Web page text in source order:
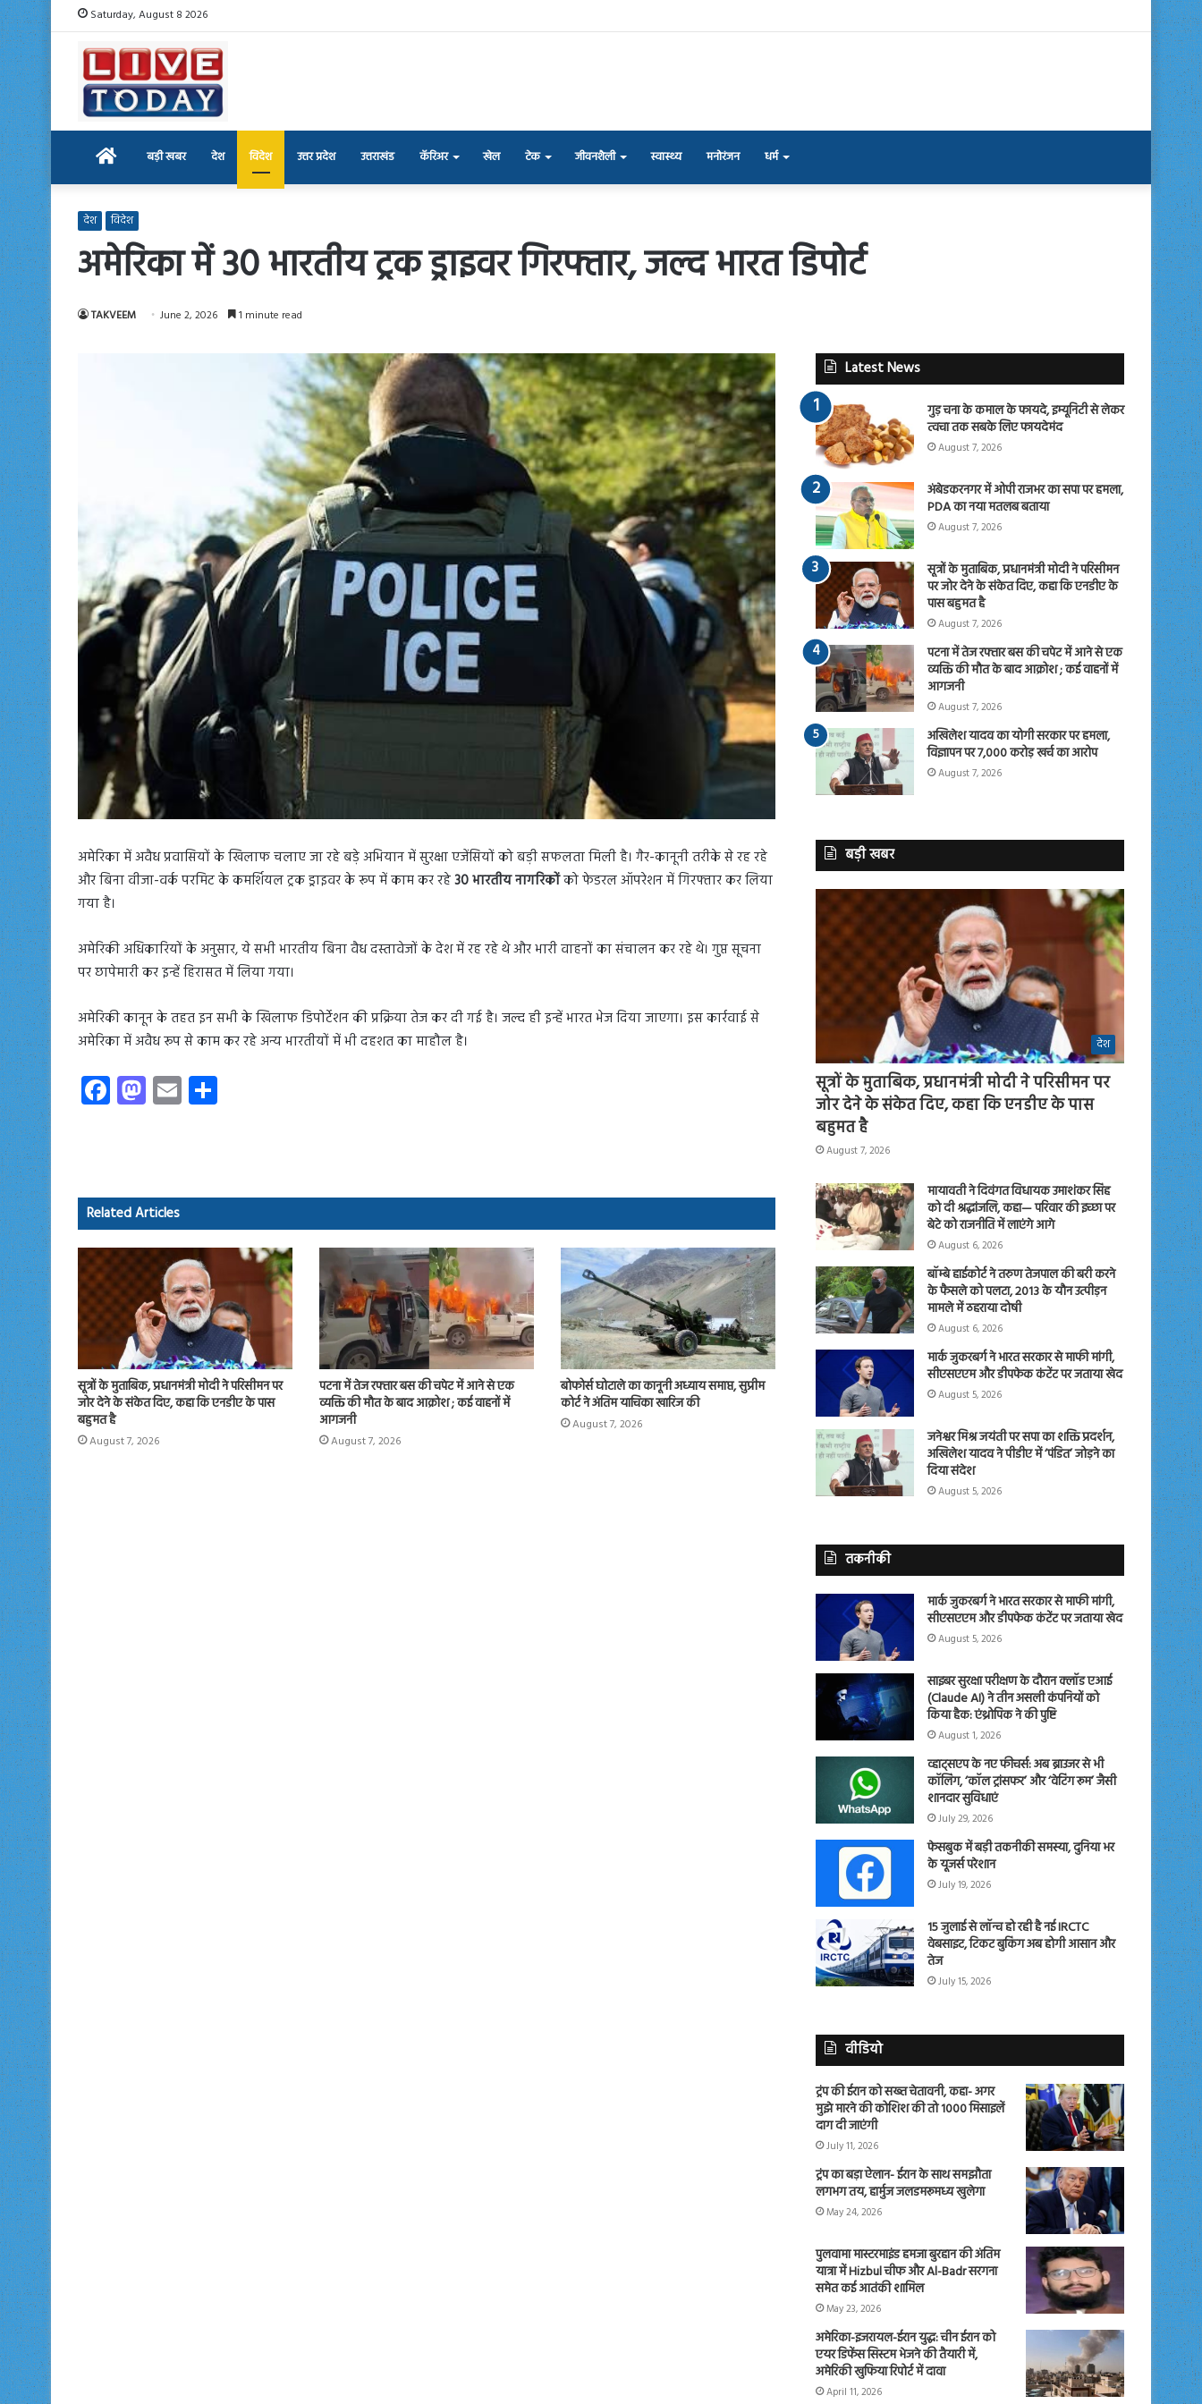
Saturday, August 8 2026
Home बड़ी खबर देश विदेश उत्तर प्रदेश उत्तराखंड कॅरिअर खेल टेक जीवनशैली स्वास्थ्य मनोरंजन धर्म
देश विदेश
अमेरिका में 30 भारतीय ट्रक ड्राइवर गिरफ्तार, जल्द भारत डिपोर्ट
TAKVEEM June 2, 2026 1 minute read
अमेरिका में अवैध प्रवासियों के खिलाफ चलाए जा रहे बड़े अभियान में सुरक्षा एजेंसियों को बड़ी सफलता मिली है। गैर-कानूनी तरीके से रह रहे
और बिना वीजा-वर्क परमिट के कमर्शियल ट्रक ड्राइवर के रूप में काम कर रहे30 भारतीय नागरिकोंको फेडरल ऑपरेशन में गिरफ्तार कर लिया
गया है।
अमेरिकी अधिकारियों के अनुसार, ये सभी भारतीय बिना वैध दस्तावेजों के देश में रह रहे थे और भारी वाहनों का संचालन कर रहे थे। गुप्त सूचना
पर छापेमारी कर इन्हें हिरासत में लिया गया।
अमेरिकी कानून के तहत इन सभी के खिलाफ डिपोर्टेशन की प्रक्रिया तेज कर दी गई है। जल्द ही इन्हें भारत भेज दिया जाएगा। इस कार्रवाई से
अमेरिका में अवैध रूप से काम कर रहे अन्य भारतीयों में भी दहशत का माहौल है।
Fa
ce
ok
M
as
o
n
E
m
Related Articles
सूत्रों के मुताबिक, प्रधानमंत्री मोदी ने परिसीमन पर
जोर देने के संकेत दिए, कहा कि एनडीए के पास
बहुमत है
August 7, 2026
पटना में तेज रफ्तार बस की चपेट में आने से एक
व्यक्ति की मौत के बाद आक्रोश ; कई वाहनों में
आगजनी
August 7, 2026
बोफोर्स घोटाले का कानूनी अध्याय समाप्त, सुप्रीम
कोर्ट ने अंतिम याचिका खारिज की
August 7, 2026
Latest News
गुड़ चना के कमाल के फायदे, इम्यूनिटी से लेकर
त्वचा तक सबके लिए फायदेमंद
August 7, 2026
अंबेडकरनगर में ओपी राजभर का सपा पर हमला,
PDA का नया मतलब बताया
August 7, 2026
सूत्रों के मुताबिक, प्रधानमंत्री मोदी ने परिसीमन
पर जोर देने के संकेत दिए, कहा कि एनडीए के
पास बहुमत है
August 7, 2026
पटना में तेज रफ्तार बस की चपेट में आने से एक
व्यक्ति की मौत के बाद आक्रोश ; कई वाहनों में
आगजनी
August 7, 2026
अखिलेश यादव का योगी सरकार पर हमला,
विज्ञापन पर 7,000 करोड़ खर्च का आरोप
August 7, 2026
बड़ी खबर
देश
सूत्रों के मुताबिक, प्रधानमंत्री मोदी ने परिसीमन पर
जोर देने के संकेत दिए, कहा कि एनडीए के पास
बहुमत है
August 7, 2026
मायावती ने दिवंगत विधायक उमाशंकर सिंह
को दी श्रद्धांजलि, कहा— परिवार की इच्छा पर
बेटे को राजनीति में लाएंगे आगे
August 6, 2026
बॉम्बे हाईकोर्ट ने तरुण तेजपाल की बरी करने
के फैसले को पलटा, 2013 के यौन उत्पीड़न
मामले में ठहराया दोषी
August 6, 2026
मार्क जुकरबर्ग ने भारत सरकार से माफी मांगी,
सीएसएएम और डीपफेक कंटेंट पर जताया खेद
August 5, 2026
जनेश्वर मिश्र जयंती पर सपा का शक्ति प्रदर्शन,
अखिलेश यादव ने पीडीए में ‘पंडित’ जोड़ने का
दिया संदेश
August 5, 2026
तकनीकी
मार्क जुकरबर्ग ने भारत सरकार से माफी मांगी,
सीएसएएम और डीपफेक कंटेंट पर जताया खेद
August 5, 2026
साइबर सुरक्षा परीक्षण के दौरान क्लॉड एआई
(Claude AI) ने तीन असली कंपनियों को
किया हैक: एंथ्रोपिक ने की पुष्टि
August 1, 2026
व्हाट्सएप के नए फीचर्स: अब ब्राउजर से भी
कॉलिंग, ‘कॉल ट्रांसफर’ और ‘वेटिंग रूम’ जैसी
शानदार सुविधाएं
July 29, 2026
फेसबुक में बड़ी तकनीकी समस्या, दुनिया भर
के यूजर्स परेशान
July 19, 2026
15 जुलाई से लॉन्च हो रही है नई IRCTC
वेबसाइट, टिकट बुकिंग अब होगी आसान और
तेज
July 15, 2026
वीडियो
ट्रंप की ईरान को सख्त चेतावनी, कहा- अगर
मुझे मारने की कोशिश की तो 1000 मिसाइलें
दाग दी जाएंगी
July 11, 2026
ट्रंप का बड़ा ऐलान- ईरान के साथ समझौता
लगभग तय, हार्मुज जलडमरूमध्य खुलेगा
May 24, 2026
पुलवामा मास्टरमाइंड हमजा बुरहान की अंतिम
यात्रा में Hizbul चीफ और Al-Badr सरगना
समेत कई आतंकी शामिल
May 23, 2026
अमेरिका-इजरायल-ईरान युद्ध: चीन ईरान को
एयर डिफेंस सिस्टम भेजने की तैयारी में,
अमेरिकी खुफिया रिपोर्ट में दावा
April 11, 2026